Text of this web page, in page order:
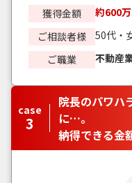
獲得金額
約600
ご相談者様
50代・
ご職業
不動産
case
3
院長のパワハ
に…。
納得できる金